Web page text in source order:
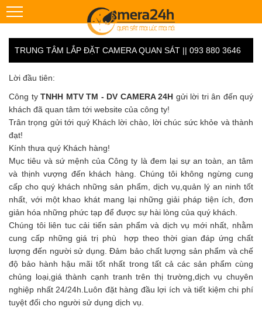
TRUNG TÂM LẮP ĐẶT CAMERA QUAN SÁT || 093 880 3646
Lời đầu tiên:
Công ty TNHH MTV TM - DV CAMERA 24H gửi lời tri ân đến quý
khách đã quan tâm tới website của công ty!
Trân trọng gửi tới quý Khách lời chào, lời chúc sức khỏe và thành
đạt!
Kính thưa quý Khách hàng!
Mục tiêu và sứ mệnh của Công ty là đem lại sự an toàn, an tâm
và thịnh vượng đến khách hàng. Chúng tôi không ngừng cung
cấp cho quý khách những sản phẩm, dịch vụ,quản lý an ninh tốt
nhất, với một khao khát mang lại những giải pháp tiện ích, đơn
giản hóa những phức tạp để được sự hài lòng của quý khách.
Chúng tôi liên tuc cải tiến sản phẩm và dịch vụ mới nhất, nhằm
cung cấp những giá trị phù hợp theo thời gian đáp ứng chất
lượng đến người sử dụng. Đảm bảo chất lượng sản phẩm và chế
độ bảo hành hậu mãi tốt nhất trong tất cả các sản phẩm cùng
chủng loại,giá thành cạnh tranh trên thị trường,dịch vụ chuyên
nghiệp nhất 24/24h.Luôn đặt hàng đầu lợi ích và tiết kiệm chi phí
tuyệt đối cho người sử dụng dịch vụ.